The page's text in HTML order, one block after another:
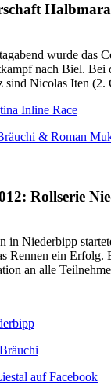
wurde das
nach Biel. Bei
sind Nicolas Iten (2.
Inline Race
& Roman
Rollserie
in Niederbipp
Rennen ein Erfolg.
an alle
auf Facebook